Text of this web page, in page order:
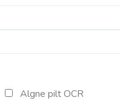
Algne pilt OCR